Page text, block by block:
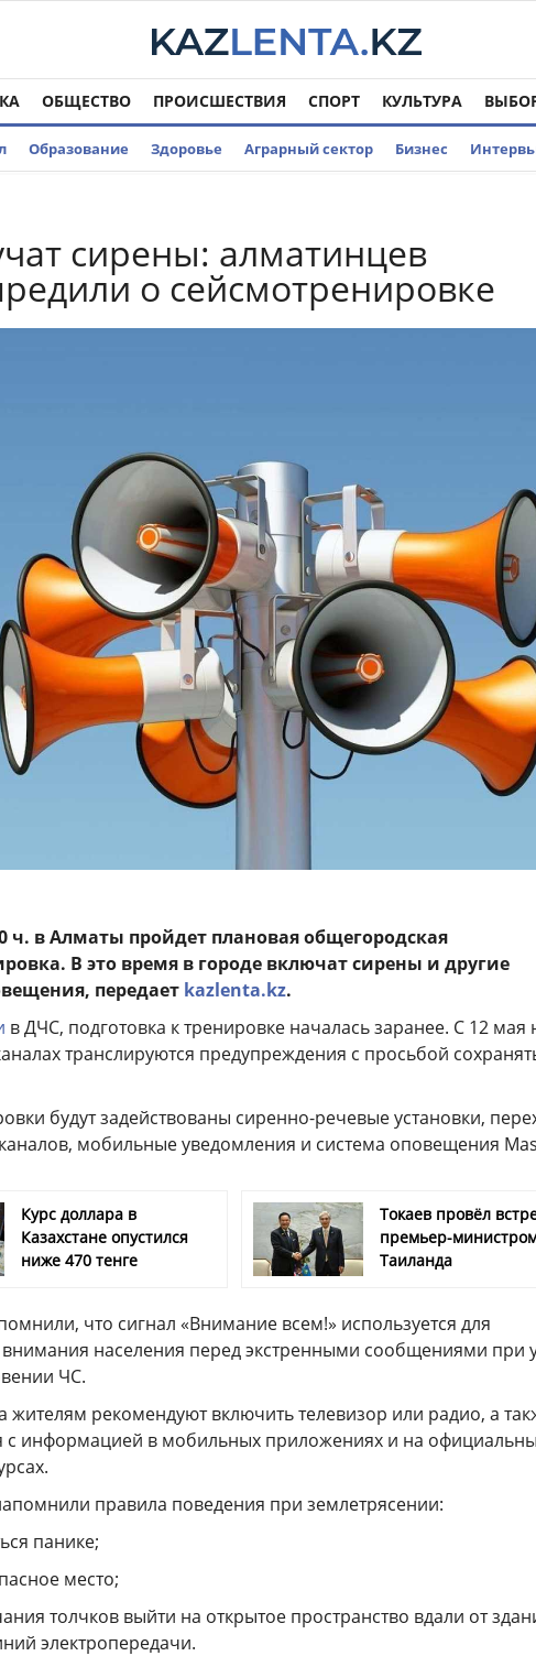
ОБЩЕСТВО ПРОИСШЕСТВИЯ СПОРТ КУЛЬТУРА
Образование Здоровье Аграрный сектор Бизнес
сирены: алматинцев
о сейсмотренировке
ч. в Алматы пройдет плановая общегородская
В это время в городе включат сирены и другие
передает kazlenta.kz.
в ДЧС, подготовка к тренировке началась заранее. С 12 мая
транслируются предупреждения с просьбой
будут задействованы сиренно-речевые установки,
мобильные уведомления и система оповещения
Курс доллара в
Казахстане опустился
ниже 470 тенге
Токаев провёл
премьер-
Таиланда
что сигнал «Внимание всем!» используется для
населения перед экстренными сообщениями при
ЧС.
жителям рекомендуют включить телевизор или радио, а
с информацией в мобильных приложениях и на
правила поведения при землетрясении:
панике;
место;
толчков выйти на открытое пространство вдали от
электропередачи.